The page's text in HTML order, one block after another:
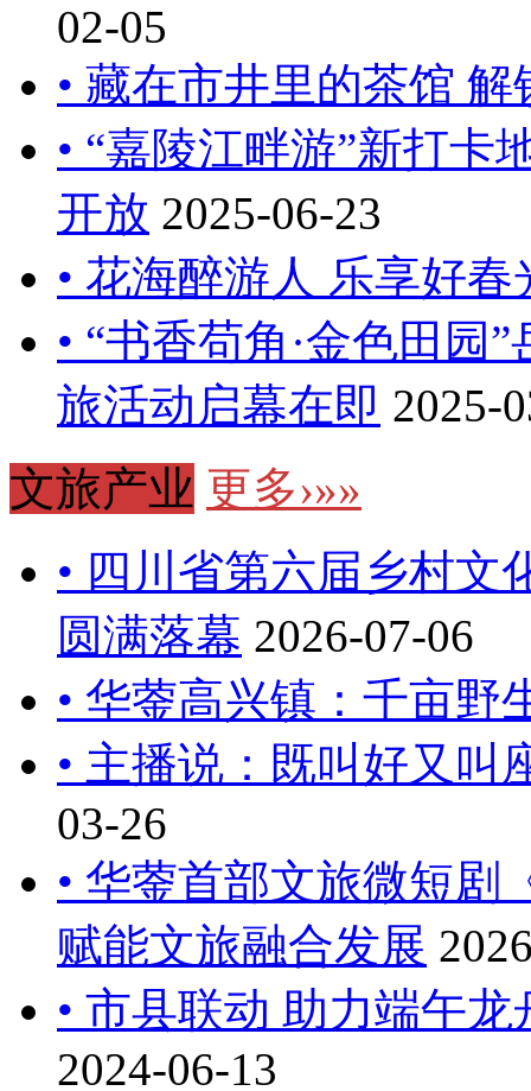
02-05
• 藏在市井里的茶馆
• “嘉陵江畔游”新打卡
开放 2025-06-23
• 花海醉游人 乐享好春
• “书香苟角·金色田园
旅活动启幕在即 2025-
文旅产业 更多›»»
• 四川省第六届乡村文
圆满落幕 2026-07-06
• 华蓥高兴镇：千亩野
• 主播说：既叫好又叫
03-26
• 华蓥首部文旅微短剧
赋能文旅融合发展
• 市县联动 助力端午
2024-06-13